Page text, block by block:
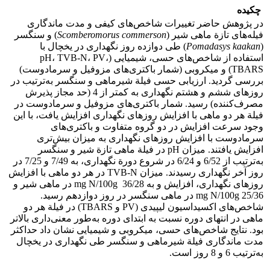
چکیده
در پژوهش حاضر تغییرات شاخص‌های کیفی و مدت ماندگاری
فیله‌های تازة ماهی شیر (Scomberomorus commerson) و سنگسر
(
Pomadasys kaakan) طی دوازده روز نگهداری در یخچال با
استفاده از شاخص‌های حسی، شیمیایی (pH، TVB-N، PV،
TBARS) و میکروبی (شمار باکتری‌های مزوفیل و سرمادوست)
بررسی گردید. ارزیابی حسی فیلة شیرماهی و سنگسر به‌ترتیب در
روزهای ششم و هشتم نگهداری به کمتر از 4 (حد مجاز پذیرش
مصرف‌کننده) رسید. شمار باکتری‌های مزوفیل و سرمادوست در
فیلة هر دو ماهی با افزایش روزهای نگهداری افزایش یافت، با این
وجود سرعت افزایش در دو گروه متفاوت و باکتری‌های
سرمادوست با افزایش روزهای نگهداری به میزان بیش‌تری
افزایش یافتند. میزان pH در فیلة ماهی تازة شیر و سنگسر
به‌ترتیب از 6/52 و 6/24 در شروع دورة نگهداری، به 7/49 و 7/25 در
روز آخر نگهداری رسیدند. میزان TVB-N در هر دو ماهی با افزایش
روزهای نگهداری، افزایش و به mg N/100g 36/28 در ماهی شیر و
mg N/100g 25/36 در ماهی سنگسر در روز دوازدهم رسید.
شاخص‌های اکسیداسیون لیپیدی (PV و TBARS) در فیلة هر دو
ماهی در انتهای دوره نسبت به ابتدای دوره به‌طور معنی‌داری بالاتر
بود. نتایج شاخص‌های حسی، میکروبی و شیمیایی نشان داد حداکثر
مدت ماندگاری فیلة شیرماهی و سنگسر طی نگهداری در یخچال
به‌ترتیب 6 و 8 روز است.